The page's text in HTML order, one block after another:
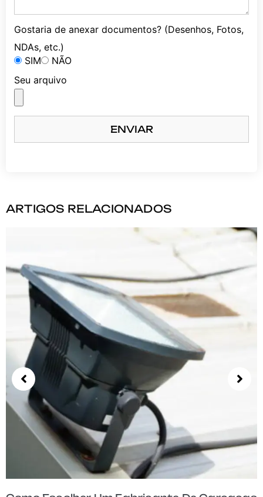
Gostaria de anexar documentos? (Desenhos, Fotos,
NDAs, etc.)
SIM
NÃO
Seu arquivo
ENVIAR
ARTIGOS RELACIONADOS